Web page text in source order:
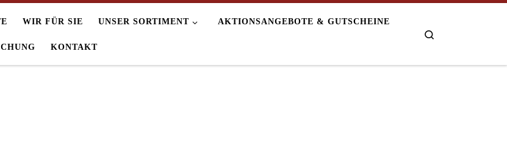
WIR FÜR SIE UNSER SORTIMENT AKTIONSANGEBOTE & GUTSCHEINE
KONTAKT